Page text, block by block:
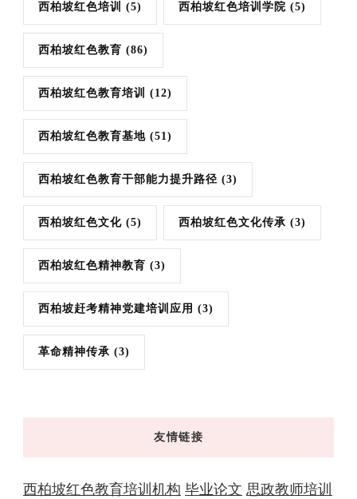
西柏坡红色培训 (5) 西柏坡红色培训学院 (5)
西柏坡红色教育 (86)
西柏坡红色教育培训 (12)
西柏坡红色教育基地 (51)
西柏坡红色教育干部能力提升路径 (3)
西柏坡红色文化 (5) 西柏坡红色文化传承 (3)
西柏坡红色精神教育 (3)
西柏坡赶考精神党建培训应用 (3)
革命精神传承 (3)
友情链接
西柏坡红色教育培训机构 毕业论文 思政教师培训